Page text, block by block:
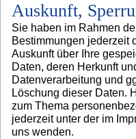
Auskunft,
Sie haben im Rahmen
Bestimmungen jederzeit
Auskunft über Ihre
Daten, deren Herkunft
Datenverarbeitung und
Löschung dieser Daten.
zum Thema
jederzeit unter der im
uns wenden.